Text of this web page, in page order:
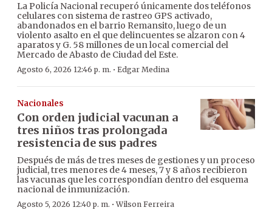
La Policía Nacional recuperó únicamente dos teléfonos
celulares con sistema de rastreo GPS activado,
abandonados en el barrio Remansito, luego de un
violento asalto en el que delincuentes se alzaron con 4
aparatos y G. 58 millones de un local comercial del
Mercado de Abasto de Ciudad del Este.
Agosto 6, 2026 12:46 p. m. · Edgar Medina
Nacionales
Con orden judicial vacunan a
tres niños tras prolongada
resistencia de sus padres
Después de más de tres meses de gestiones y un proceso
judicial, tres menores de 4 meses, 7 y 8 años recibieron
las vacunas que les correspondían dentro del esquema
nacional de inmunización.
Agosto 5, 2026 12:40 p. m. ·Wilson Ferreira